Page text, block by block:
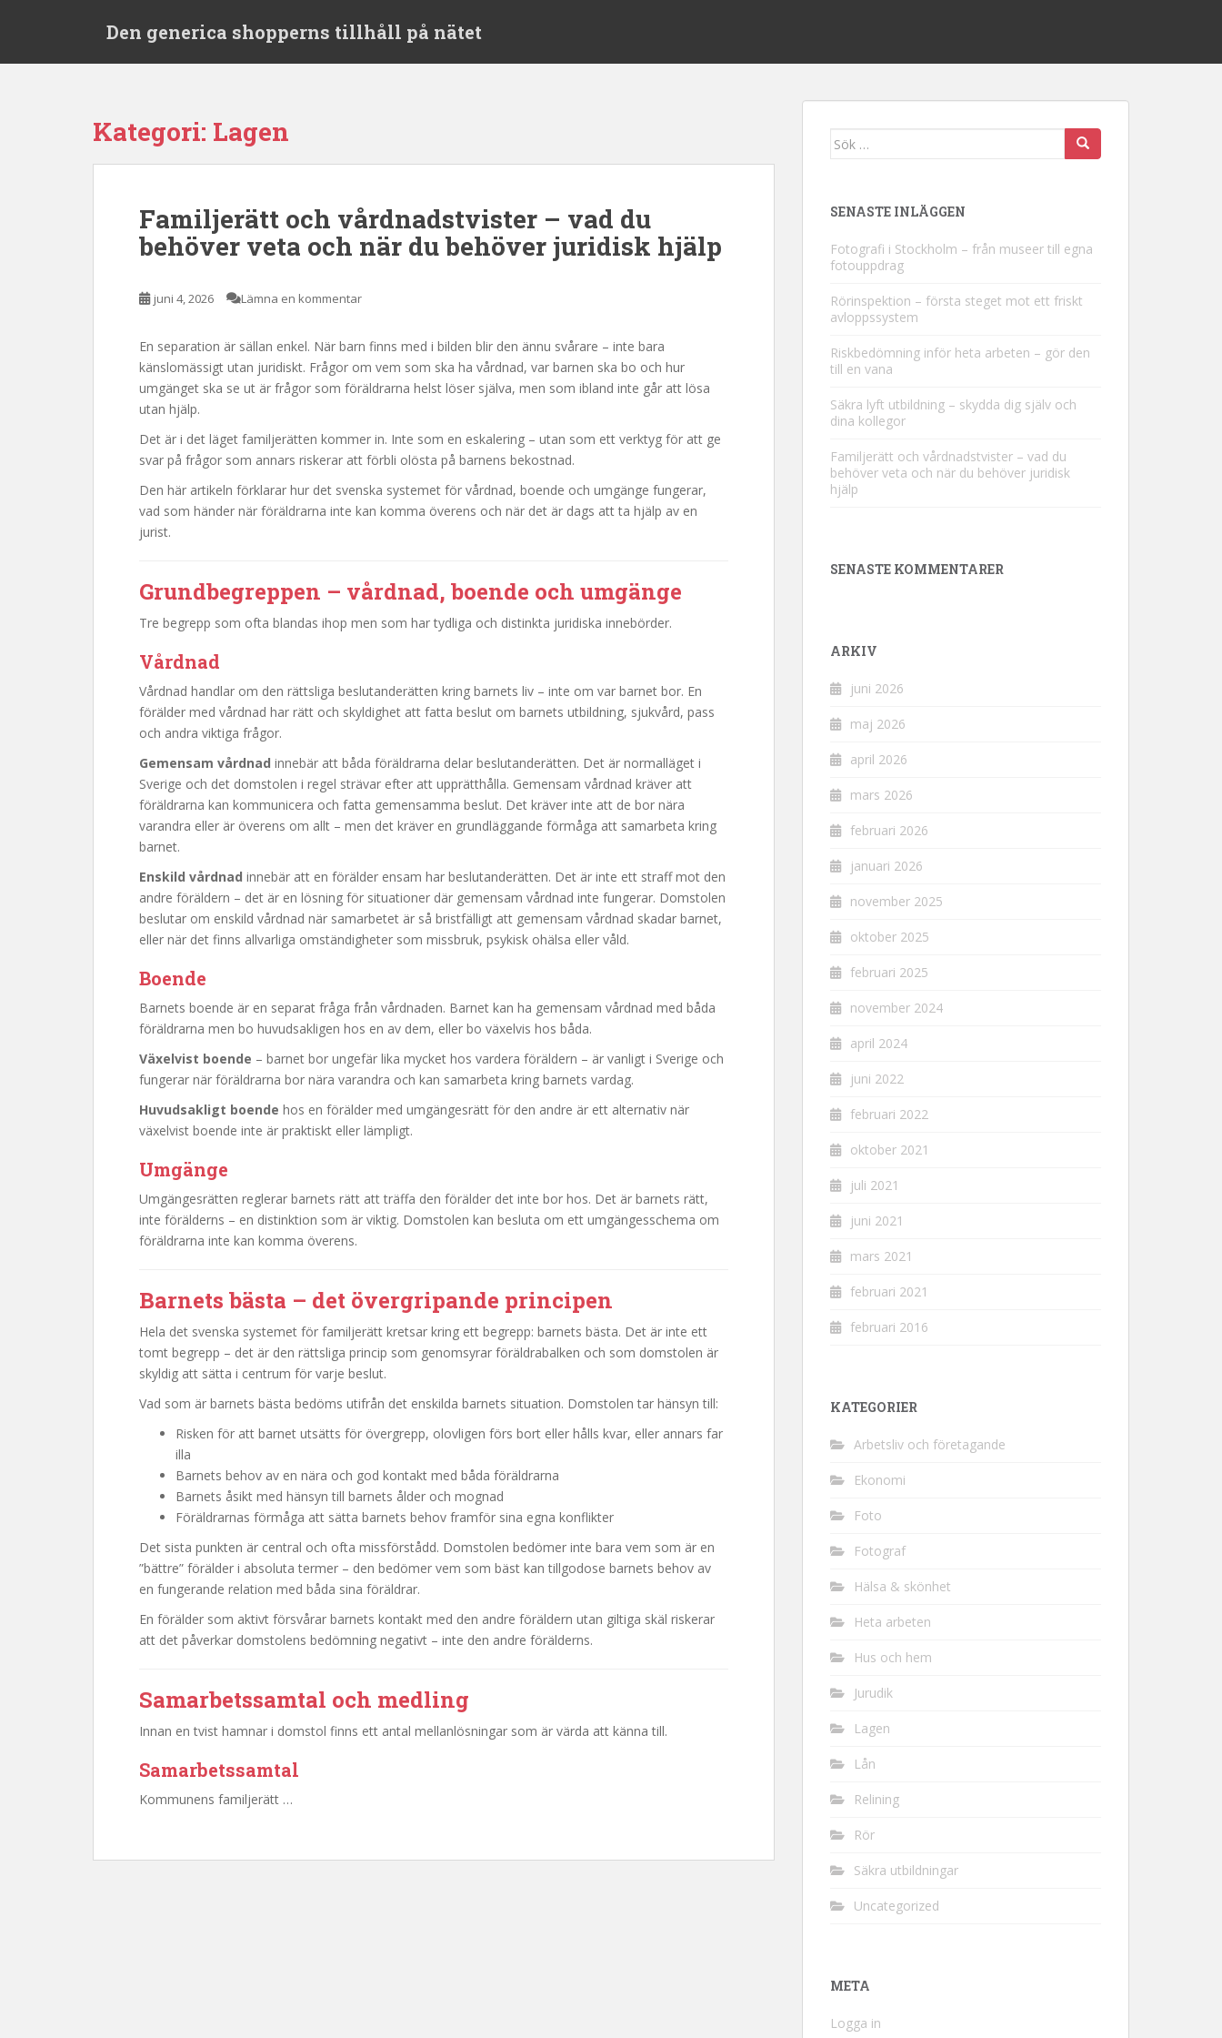
Den generica shopperns tillhåll på nätet
Kategori: Lagen
Familjerätt och vårdnadstvister – vad du
behöver veta och när du behöver juridisk hjälp
juni 4, 2026 Lämna en kommentar
En separation är sällan enkel. När barn finns med i bilden blir den ännu svårare – inte bara
känslomässigt utan juridiskt. Frågor om vem som ska ha vårdnad, var barnen ska bo och hur
umgänget ska se ut är frågor som föräldrarna helst löser själva, men som ibland inte går att lösa
utan hjälp.
Det är i det läget familjerätten kommer in. Inte som en eskalering – utan som ett verktyg för att ge
svar på frågor som annars riskerar att förbli olösta på barnens bekostnad.
Den här artikeln förklarar hur det svenska systemet för vårdnad, boende och umgänge fungerar,
vad som händer när föräldrarna inte kan komma överens och när det är dags att ta hjälp av en
jurist.
Grundbegreppen – vårdnad, boende och umgänge
Tre begrepp som ofta blandas ihop men som har tydliga och distinkta juridiska innebörder.
Vårdnad
Vårdnad handlar om den rättsliga beslutanderätten kring barnets liv – inte om var barnet bor. En
förälder med vårdnad har rätt och skyldighet att fatta beslut om barnets utbildning, sjukvård, pass
och andra viktiga frågor.
Gemensam vårdnad innebär att båda föräldrarna delar beslutanderätten. Det är normalläget i
Sverige och det domstolen i regel strävar efter att upprätthålla. Gemensam vårdnad kräver att
föräldrarna kan kommunicera och fatta gemensamma beslut. Det kräver inte att de bor nära
varandra eller är överens om allt – men det kräver en grundläggande förmåga att samarbeta kring
barnet.
Enskild vårdnad innebär att en förälder ensam har beslutanderätten. Det är inte ett straff mot den
andre föräldern – det är en lösning för situationer där gemensam vårdnad inte fungerar. Domstolen
beslutar om enskild vårdnad när samarbetet är så bristfälligt att gemensam vårdnad skadar barnet,
eller när det finns allvarliga omständigheter som missbruk, psykisk ohälsa eller våld.
Boende
Barnets boende är en separat fråga från vårdnaden. Barnet kan ha gemensam vårdnad med båda
föräldrarna men bo huvudsakligen hos en av dem, eller bo växelvis hos båda.
Växelvist boende – barnet bor ungefär lika mycket hos vardera föräldern – är vanligt i Sverige och
fungerar när föräldrarna bor nära varandra och kan samarbeta kring barnets vardag.
Huvudsakligt boende hos en förälder med umgängesrätt för den andre är ett alternativ när
växelvist boende inte är praktiskt eller lämpligt.
Umgänge
Umgängesrätten reglerar barnets rätt att träffa den förälder det inte bor hos. Det är barnets rätt,
inte förälderns – en distinktion som är viktig. Domstolen kan besluta om ett umgängesschema om
föräldrarna inte kan komma överens.
Barnets bästa – det övergripande principen
Hela det svenska systemet för familjerätt kretsar kring ett begrepp: barnets bästa. Det är inte ett
tomt begrepp – det är den rättsliga princip som genomsyrar föräldrabalken och som domstolen är
skyldig att sätta i centrum för varje beslut.
Vad som är barnets bästa bedöms utifrån det enskilda barnets situation. Domstolen tar hänsyn till:
Risken för att barnet utsätts för övergrepp, olovligen förs bort eller hålls kvar, eller annars far
illa
Barnets behov av en nära och god kontakt med båda föräldrarna
Barnets åsikt med hänsyn till barnets ålder och mognad
Föräldrarnas förmåga att sätta barnets behov framför sina egna konflikter
Det sista punkten är central och ofta missförstådd. Domstolen bedömer inte bara vem som är en
”bättre” förälder i absoluta termer – den bedömer vem som bäst kan tillgodose barnets behov av
en fungerande relation med båda sina föräldrar.
En förälder som aktivt försvårar barnets kontakt med den andre föräldern utan giltiga skäl riskerar
att det påverkar domstolens bedömning negativt – inte den andre förälderns.
Samarbetssamtal och medling
Innan en tvist hamnar i domstol finns ett antal mellanlösningar som är värda att känna till.
Samarbetssamtal
Kommunens familjerätt …
Sök efter:
SENASTE INLÄGGEN
Fotografi i Stockholm – från museer till egna
fotouppdrag
Rörinspektion – första steget mot ett friskt
avloppssystem
Riskbedömning inför heta arbeten – gör den
till en vana
Säkra lyft utbildning – skydda dig själv och
dina kollegor
Familjerätt och vårdnadstvister – vad du
behöver veta och när du behöver juridisk
hjälp
SENASTE KOMMENTARER
ARKIV
juni 2026
maj 2026
april 2026
mars 2026
februari 2026
januari 2026
november 2025
oktober 2025
februari 2025
november 2024
april 2024
juni 2022
februari 2022
oktober 2021
juli 2021
juni 2021
mars 2021
februari 2021
februari 2016
KATEGORIER
Arbetsliv och företagande
Ekonomi
Foto
Fotograf
Hälsa & skönhet
Heta arbeten
Hus och hem
Jurudik
Lagen
Lån
Relining
Rör
Säkra utbildningar
Uncategorized
META
Logga in